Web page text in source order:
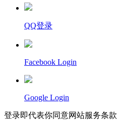
QQ登录
Facebook Login
Google Login
登录即代表你同意网站服务条款